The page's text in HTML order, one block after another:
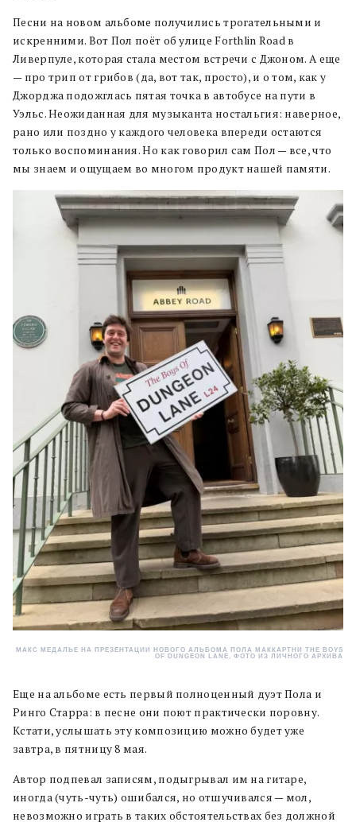
Песни на новом альбоме получились трогательными и
искренними. Вот Пол поёт об улице Forthlin Road в
Ливерпуле, которая стала местом встречи с Джоном. А еще
— про трип от грибов (да, вот так, просто), и о том, как у
Джорджа подожглась пятая точка в автобусе на пути в
Уэльс. Неожиданная для музыканта ностальгия: наверное,
рано или поздно у каждого человека впереди остаются
только воспоминания. Но как говорил сам Пол — все, что
мы знаем и ощущаем во многом продукт нашей памяти.
МАКС МЕДАЛЬЕ НА ПРЕЗЕНТАЦИИ НОВОГО АЛЬБОМА ПОЛА МАККАРТНИ THE BOYS
OF DUNGEON LANE, ФОТО ИЗ ЛИЧНОГО АРХИВА
Еще на альбоме есть первый полноценный дуэт Пола и
Ринго Старра: в песне они поют практически поровну.
Кстати, услышать эту композицию можно будет уже
завтра, в пятницу 8 мая.
Автор подпевал записям, подыгрывал им на гитаре,
иногда (чуть-чуть) ошибался, но отшучивался — мол,
невозможно играть в таких обстоятельствах без должной